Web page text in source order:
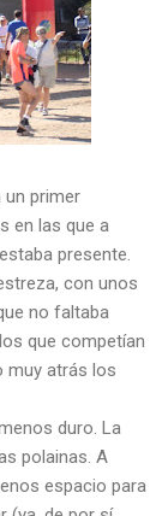
un primer
en las que a
presente.
con unos
no faltaba
que competían
muy atrás los
duro. La
polainas. A
espacio para